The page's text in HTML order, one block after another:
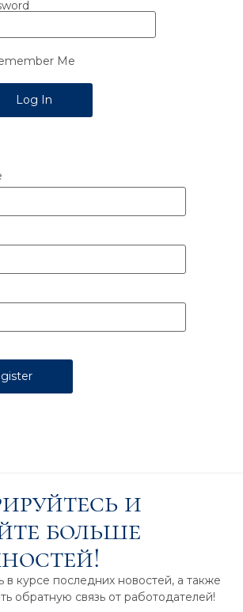
Me
и
больше
курсе последних новостей, а также
обратную связь от работодателей!